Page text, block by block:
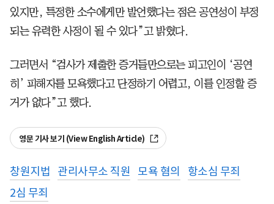
있지만, 특정한 소수에게만 발언했다는 점은 공연성이 부정
되는 유력한 사정이 될 수 있다”고 밝혔다.
그러면서 “검사가 제출한 증거들만으로는 피고인이 ‘공연
히’ 피해자를 모욕했다고 단정하기 어렵고, 이를 인정할 증
거가 없다”고 했다.
영문 기사 보기 (View English Article)
창원지법 관리사무소 직원 모욕 혐의
항소심 무죄
2심 무죄